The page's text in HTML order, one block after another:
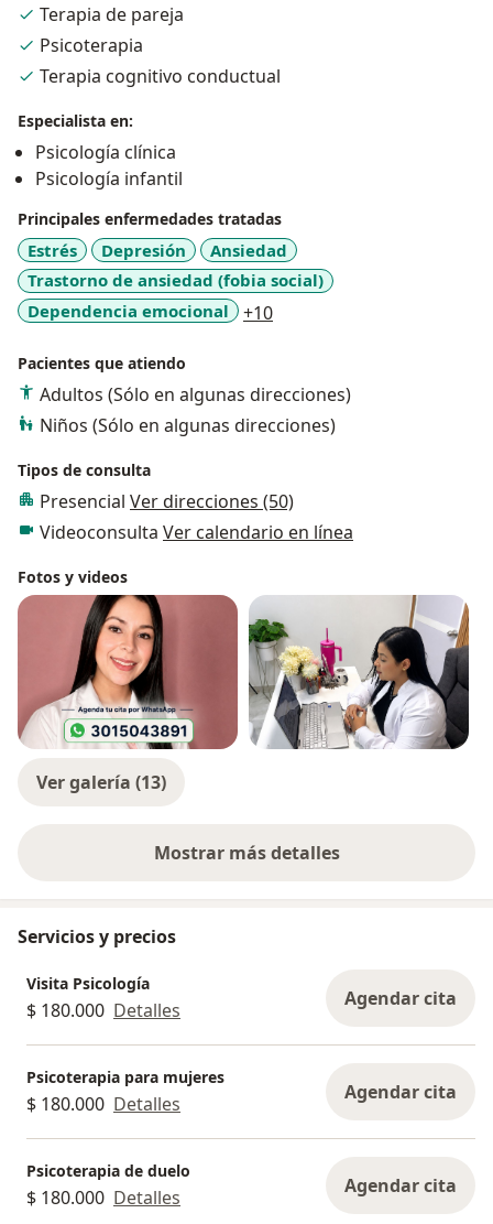
Terapia de pareja
Psicoterapia
Terapia cognitivo conductual
Especialista en:
Psicología clínica
Psicología infantil
Principales enfermedades tratadas
Estrés Depresión
Ansiedad
Trastorno de ansiedad (fobia social)
Dependencia emocional
+10a11y_sr_more_diseases
Pacientes que atiendo
Adultos (Sólo en algunas direcciones)
Niños (Sólo en algunas direcciones)
Tipos de consulta
Presencial Ver direcciones (50)
Videoconsulta Ver calendario en línea
Fotos y videos
Ver galería (13)
Mostrar más detalles
sobre la experiencia
Servicios y precios
Visita Psicología
$ 180.000 Detalles Agendar cita
Psicoterapia para mujeres
$ 180.000 Detalles Agendar cita
Psicoterapia de duelo
$ 180.000 Detalles Agendar cita